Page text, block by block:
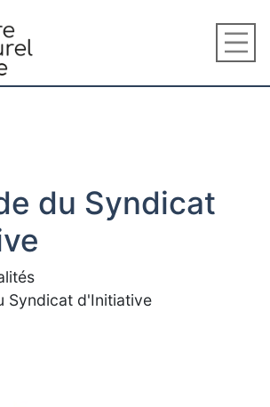
du Syndicat
Syndicat d'Initiative